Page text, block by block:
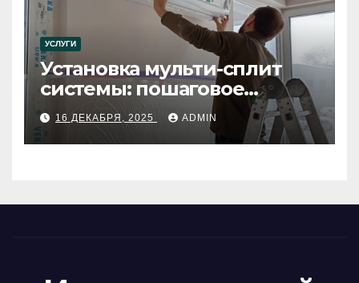
УСЛУГИ
Установка мульти-сплит
системы: пошаговое
руководство
16 ДЕКАБРЯ, 2025 ADMIN